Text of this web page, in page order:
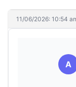
11/06/2026: 10:54
A